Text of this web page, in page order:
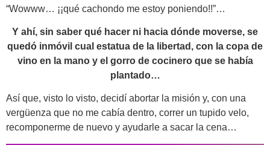
“Wowww… ¡¡qué cachondo me estoy poniendo!!”…
Y ahí, sin saber qué hacer ni hacia dónde moverse, se
quedó inmóvil cual estatua de la libertad, con la copa de
vino en la mano y el gorro de cocinero que se había
plantado…
Así que, visto lo visto, decidí abortar la misión y, con una
vergüenza que no me cabía dentro, correr un tupido velo,
recomponerme de nuevo y ayudarle a sacar la cena…